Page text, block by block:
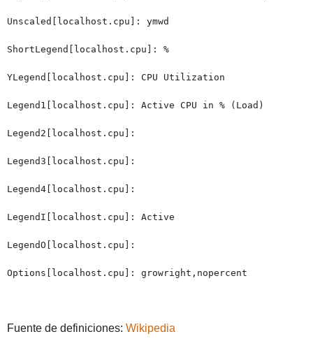
Unscaled[localhost.cpu]: ymwd
ShortLegend[localhost.cpu]: %
YLegend[localhost.cpu]: CPU Utilization
Legend1[localhost.cpu]: Active CPU in % (Load)
Legend2[localhost.cpu]:
Legend3[localhost.cpu]:
Legend4[localhost.cpu]:
LegendI[localhost.cpu]: Active
LegendO[localhost.cpu]:
Options[localhost.cpu]: growright,nopercent
Fuente de definiciones: Wikipedia